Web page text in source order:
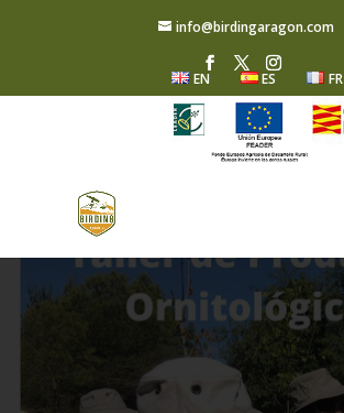
info@birdingaragon.com
EN ES FR